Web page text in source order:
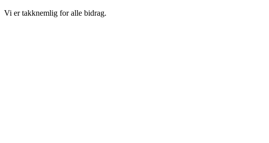
Vi er takknemlig for alle bidrag.